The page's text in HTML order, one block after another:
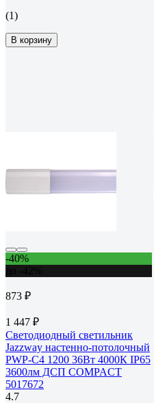
(1)
В корзину
-40%
873 ₽
1 447 ₽
Светодиодный светильник
Jazzway настенно-потолочный
PWP-С4 1200 36Вт 4000К IP65
3600лм ДСП COMPACT
5017672
4.7